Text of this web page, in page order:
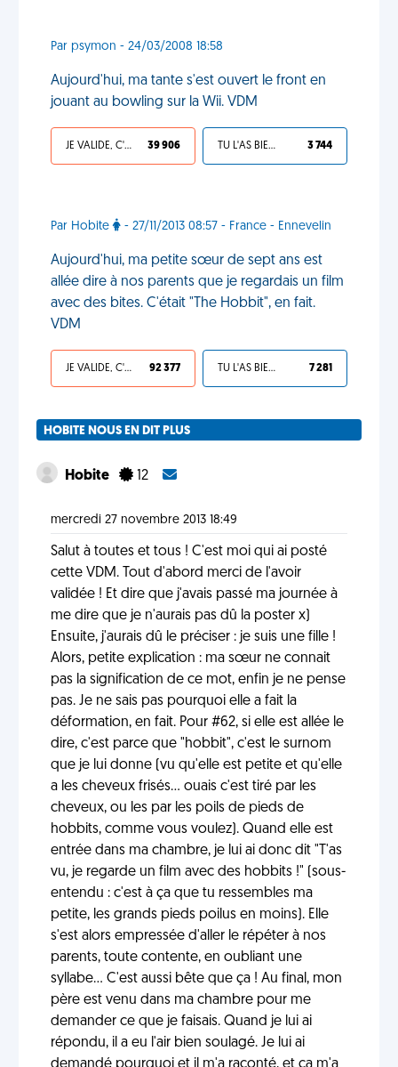
Par psymon - 24/03/2008 18:58
Aujourd'hui, ma tante s'est ouvert le front en
jouant au bowling sur la Wii. VDM
JE VALIDE, C'EST UNE VDM 39 906 TU L'AS BIEN MÉRITÉ 3 744
Par Hobite - 27/11/2013 08:57 - France - Ennevelin
Aujourd'hui, ma petite sœur de sept ans est
allée dire à nos parents que je regardais un film
avec des bites. C'était "The Hobbit", en fait.
VDM
JE VALIDE, C'EST UNE VDM 92 377 TU L'AS BIEN MÉRITÉ 7 281
HOBITE NOUS EN DIT PLUS
Hobite 12
mercredi 27 novembre 2013 18:49
Salut à toutes et tous ! C'est moi qui ai posté
cette VDM. Tout d'abord merci de l'avoir
validée ! Et dire que j'avais passé ma journée à
me dire que je n'aurais pas dû la poster x)
Ensuite, j'aurais dû le préciser : je suis une fille !
Alors, petite explication : ma sœur ne connait
pas la signification de ce mot, enfin je ne pense
pas. Je ne sais pas pourquoi elle a fait la
déformation, en fait. Pour #62, si elle est allée le
dire, c'est parce que "hobbit", c'est le surnom
que je lui donne (vu qu'elle est petite et qu'elle
a les cheveux frisés... ouais c'est tiré par les
cheveux, ou les par les poils de pieds de
hobbits, comme vous voulez). Quand elle est
entrée dans ma chambre, je lui ai donc dit "T'as
vu, je regarde un film avec des hobbits !" (sous-
entendu : c'est à ça que tu ressembles ma
petite, les grands pieds poilus en moins). Elle
s'est alors empressée d'aller le répéter à nos
parents, toute contente, en oubliant une
syllabe... C'est aussi bête que ça ! Au final, mon
père est venu dans ma chambre pour me
demander ce que je faisais. Quand je lui ai
répondu, il a eu l'air bien soulagé. Je lui ai